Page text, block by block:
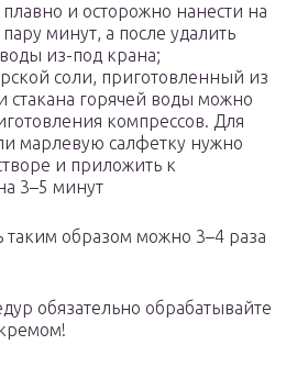
и осторожно нанести на
минут, а после удалить
из-под крана;
соли, приготовленный из
стакана горячей воды можно
компрессов. Для
марлевую салфетку нужно
и приложить к
3–5 минут
таким образом можно 3–4 раза
обязательно обрабатывайте